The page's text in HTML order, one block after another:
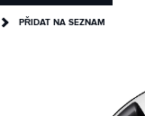
PŘIDAT NA SEZNAM